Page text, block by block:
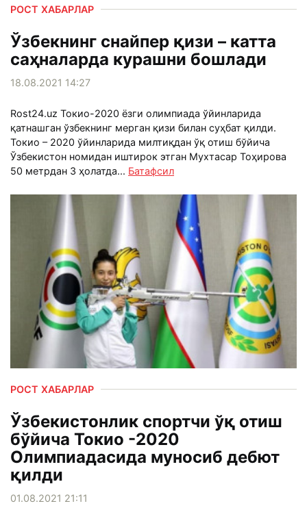
РОСТ ХАБАРЛАР
Ўзбекнинг снайпер қизи – катта
саҳналарда курашни бошлади
18.08.2021 14:27
Rost24.uz Токио-2020 ёзги олимпиада ўйинларида
қатнашган ўзбекнинг мерган қизи билан суҳбат қилди.
Токио – 2020 ўйинларида милтиқдан ўқ отиш бўйича
Ўзбекистон номидан иштирок этган Мухтасар Тоҳирова
50 метрдан 3 ҳолатда... Батафсил
РОСТ ХАБАРЛАР
Ўзбекистонлик спортчи ўқ отиш
бўйича Токио -2020
Олимпиадасида муносиб дебют
қилди
01.08.2021 21:11